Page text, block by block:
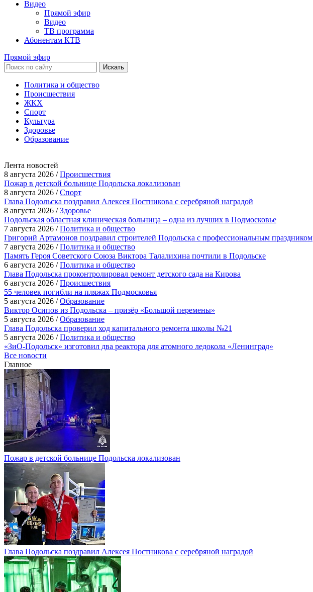
Видео
Прямой эфир
Видео
ТВ программа
Абонентам КТВ
Прямой эфир
Искать
Политика и общество
Происшествия
ЖКХ
Спорт
Культура
Здоровье
Образование
Лента новостей
8 августа 2026 /Происшествия
Пожар в детской больнице Подольска локализован
8 августа 2026 /Спорт
Глава Подольска поздравил Алексея Постникова с серебряной наградой
8 августа 2026 /Здоровье
Подольская областная клиническая больница – одна из лучших в Подмосковье
7 августа 2026 /Политика и общество
Григорий Артамонов поздравил строителей Подольска с профессиональным праздником
7 августа 2026 /Политика и общество
Память Героя Советского Союза Виктора Талалихина почтили в Подольске
6 августа 2026 /Политика и общество
Глава Подольска проконтролировал ремонт детского сада на Кирова
6 августа 2026 /Происшествия
55 человек погибли на пляжах Подмосковья
5 августа 2026 /Образование
Виктор Осипов из Подольска – призёр «Большой перемены»
5 августа 2026 /Образование
Глава Подольска проверил ход капитального ремонта школы №21
5 августа 2026 /Политика и общество
«ЗиО-Подольск» изготовил два реактора для атомного ледокола «Ленинград»
Все новости
Главное
Пожар в детской больнице Подольска локализован
Глава Подольска поздравил Алексея Постникова с серебряной наградой